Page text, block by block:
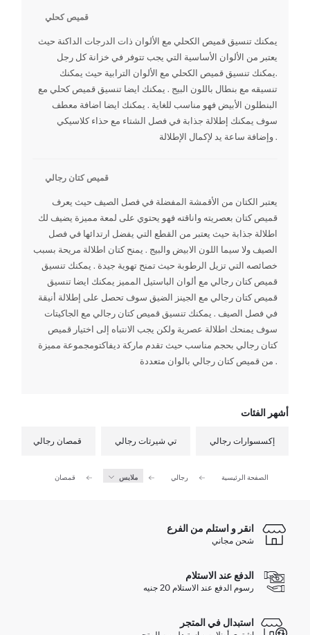
قميص كحلي
يمكنك تنسيق قميص الكحلي مع الألوان ذات الدرجات الداكنة حيث
يعتبر من الألوان الأساسية التي يجب تتوفر في خزانة كل رجل
.يمكنك تنسيق قميص الكحلي مع الألوان الترابية حيث يمكنك
تنسيقه مع بنطال باللون البيج . يمكنك ايضا تنسيق قميص كحلي مع
البنطلون الأبيض فهو مناسب للغاية . يمكنك ايضا اضافة معطف
سوف يمكنك إطلالة جذابة في فصل الشتاء مع حذاء كلاسيكي
وإضافة ساعة يد لإكمال الإطلالة .
قميص كتان رجالي
يعتبر الكتان من الأقمشة المفضلة في فصل الصيف حيث يعرف
قميص كتان بعصريته واناقته فهو يحتوي على لمعة مميزة يضيف لك
اطلالة جذابة حيث يعتبر من القطع التي يفضل ارتدائها في فصل
الصيف ولا سيما اللون الابيض والبيج . يمنح كتان اطلالة مريحة بسبب
خصائصه التي تزيل الرطوبة حيث تمنح تهوية جيدة . يمكنك تنسيق
قميص كتان رجالي مع ألوان الباستيل المميز يمكنك ايضا تنسيق
قميص كتان رجالي مع الجينز الضيق سوف تحصل على إطلالة أنيقة
في فصل الصيف . يمكنك تنسيق قميص كتان رجالي مع الجاكيتات
سوف يمنحك اطلالة عصرية ولكن يجب الانتباه إلى اختيار قميص
كتان رجالي بحجم مناسب حيث تقدم ماركة ديفاكتومجموعة مميزة
من قميص كتان رجالي بالوان متعددة .
أشهر الفئات
إكسسوارات رجالي تي شيرتات رجالي قمصان رجالي
الصفحة الرئيسية رجالي ملابس قمصان
انقر و استلم من الفرع
شحن مجاني
الدفع عند الاستلام
رسوم الدفع عند الاستلام 20 جنيه
استبدال في المتجر